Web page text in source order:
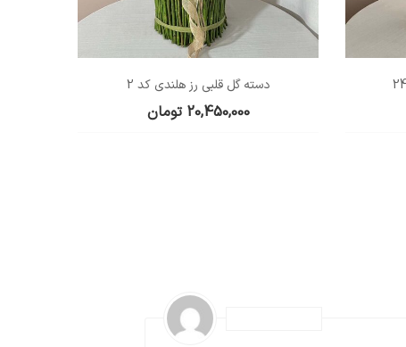
دسته گل قلبی رز هلندی کد 2
20,450,000 تومان